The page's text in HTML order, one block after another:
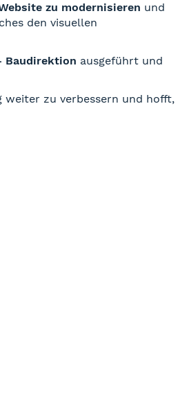
zu modernisieren und
den visuellen
Baudirektion ausgeführt und
weiter zu verbessern und hofft,